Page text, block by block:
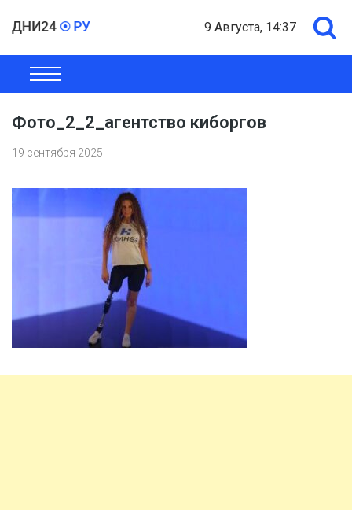
9 Августа, 14:37
ОБЩЕСТВО
Фото_2_2_агентство киборгов
19 сентября 2025